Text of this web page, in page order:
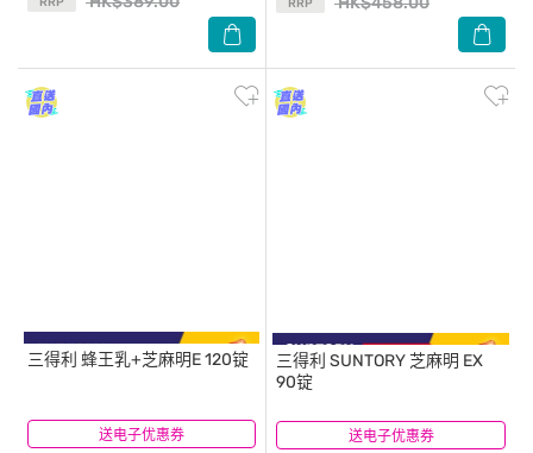
RRP
送电子优惠券
三得利 蜂王乳+芝麻明E 120锭
(3) 送电子优惠券
三得利 SUNTORY 芝麻明 EX
90锭
(9)